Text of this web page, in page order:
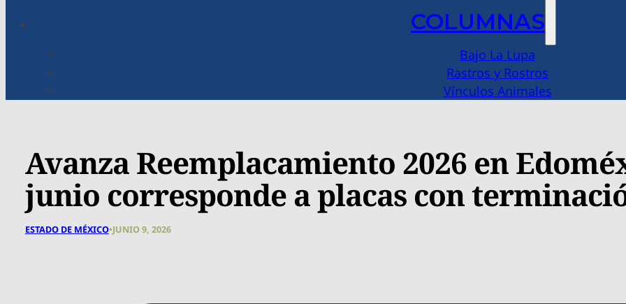
COLUMNAS
Bajo La Lupa
Rastros y Rostros
Vínculos Animales
Avanza Reemplacamiento 2026 en
junio corresponde a placas con
ESTADO DE MÉXICO•JUNIO 9, 2026